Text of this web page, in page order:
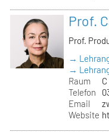
Prof.
Prof.
→
→
Raum
C
Telefon
Email
Website